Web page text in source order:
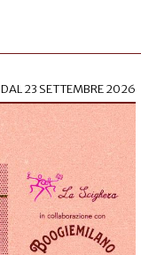
DAL23 SETTEMBRE 2026